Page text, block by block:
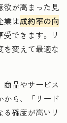
欲が高まった見
業は成約率の向
できます。リ
を変えて最適な
商品やサービス
から、「リード
確度が高いリ